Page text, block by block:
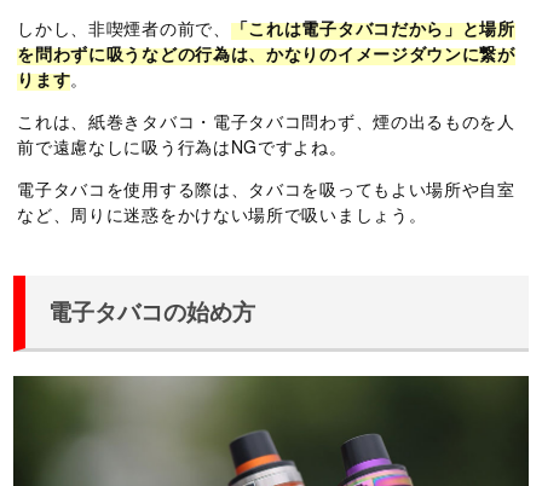
しかし、非喫煙者の前で、 「これは電子タバコだから」と場所
を問わずに吸うなどの行為は、かなりのイメージダウンに繋が
ります。
これは、紙巻きタバコ・電子タバコ問わず、煙の出るものを人
前で遠慮なしに吸う行為はNGですよね。
電子タバコを使用する際は、タバコを吸ってもよい場所や自室
など、周りに迷惑をかけない場所で吸いましょう。
電子タバコの始め方